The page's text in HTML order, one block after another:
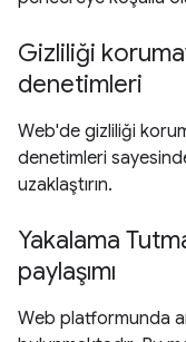
Gizliliği
denetimleri
Web'de gizliliği
denetimleri sayesinde
uzaklaştırın.
Yakalama
paylaşımı
Web platformunda